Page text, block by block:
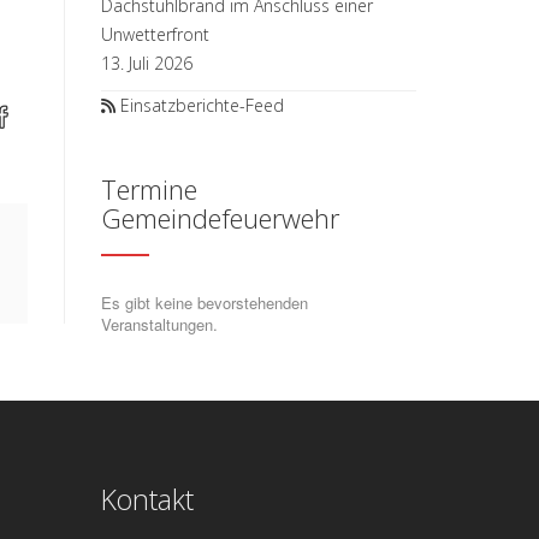
Dachstuhlbrand im Anschluss einer
Unwetterfront
13. Juli 2026
Einsatzberichte-Feed
Termine
Gemeindefeuerwehr
Es gibt keine bevorstehenden
Veranstaltungen.
Kontakt